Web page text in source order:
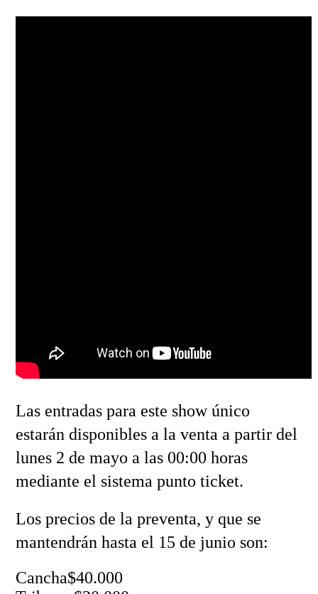
Las entradas para este show único
estarán disponibles a la venta a partir del
lunes 2 de mayo a las 00:00 horas
mediante el sistema punto ticket.
Los precios de la preventa, y que se
mantendrán hasta el 15 de junio son:
Cancha$40.000